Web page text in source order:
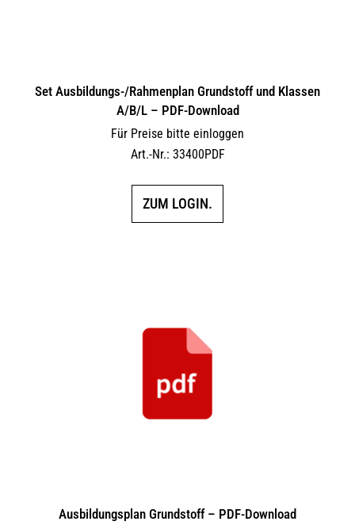
Set Ausbildungs-/Rahmenplan Grundstoff und Klassen
A/B/L – PDF-Download
Für Preise bitte einloggen
Art.-Nr.: 33400PDF
ZUM LOGIN.
Ausbildungsplan Grundstoff – PDF-Download